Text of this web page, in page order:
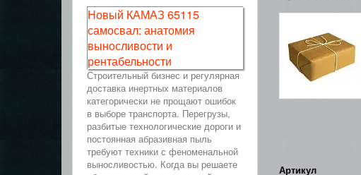
Артикул
Новый КАМАЗ 65115
самосвал: анатомия
выносливости и
рентабельности
Строительный бизнес и регулярная
доставка инертных материалов
категорически не прощают ошибок
в выборе транспорта. Перегрузы,
разбитые технологические дороги и
постоянная абразивная пыль
требуют техники с феноменальной
выносливостью. Когда вы решаете